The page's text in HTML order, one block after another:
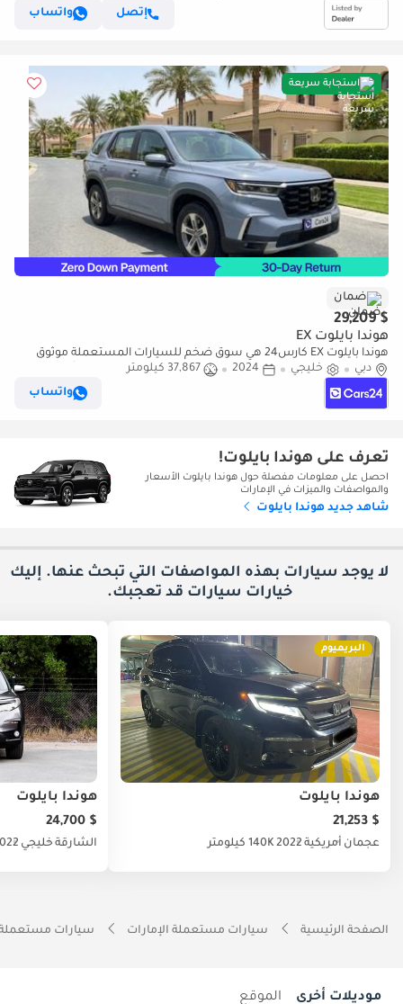
إتصل
واتساب
استجابة سريعة
ضمان
$ 29,209
هوندا بايلوت EX
هوندا بايلوت EX كارس24 هي سوق ضخم للسيارات المستعملة موثوق
ومضمون ٪كارس24 هي سوق ضخم للسيارات المستعملة موثوق
دبي خليجي 2024
37,867 كيلومتر
واتساب
تعرف على هوندا بايلوت!
احصل على معلومات مفصلة حول هوندا بايلوت الأسعار
والمواصفات والميزات في الإمارات
شاهد جديد هوندا بايلوت
لا يوجد سيارات بهذه المواصفات التي تبحث عنها. إليك
خيارات سيارات قد تعجبك.
البريميوم
هوندا بايلوت
$ 21,253
عجمان أمريكية 2022140K كيلومتر
هوندا بايلوت
$ 24,700
الشارقة خليجي
الصفحة الرئيسية سيارات مستعملة الإمارات سيارات
موديلات أخرى الموقع